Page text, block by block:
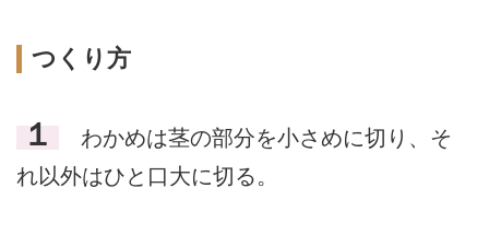
つくり方
１
わかめは茎の部分を小さめに切り、そ
れ以外はひと口大に切る。